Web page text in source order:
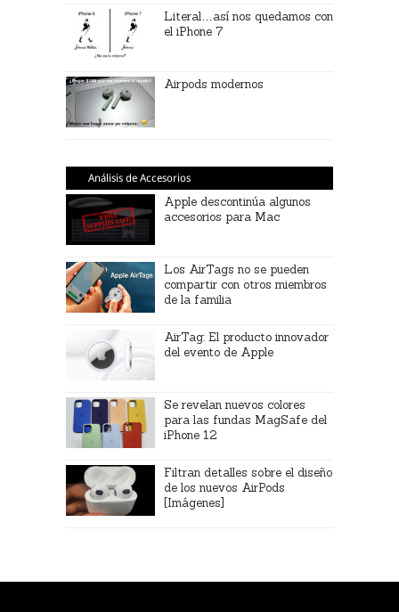
Literal…así nos quedamos con
el iPhone 7
Airpods modernos
Análisis de Accesorios
Apple descontinúa algunos
accesorios para Mac
Los AirTags no se pueden
compartir con otros miembros
de la familia
AirTag: El producto innovador
del evento de Apple
Se revelan nuevos colores
para las fundas MagSafe del
iPhone 12
Filtran detalles sobre el diseño
de los nuevos AirPods
[Imágenes]